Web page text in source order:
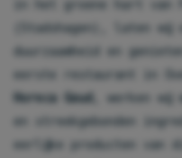
(Stadshagen), laten
duurzaamheid en
eerste restaurant in
Horeca Goud , werken
en streekgebonden
eerlijke producten van